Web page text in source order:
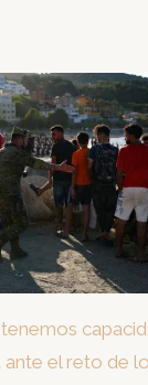
ante el reto de